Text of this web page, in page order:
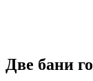
Две бани